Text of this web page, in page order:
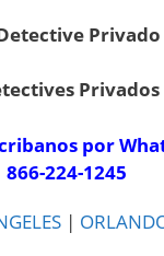
Privados
por
866-224-1245
|